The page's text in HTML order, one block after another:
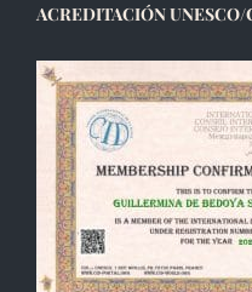
ACREDITACIÓN